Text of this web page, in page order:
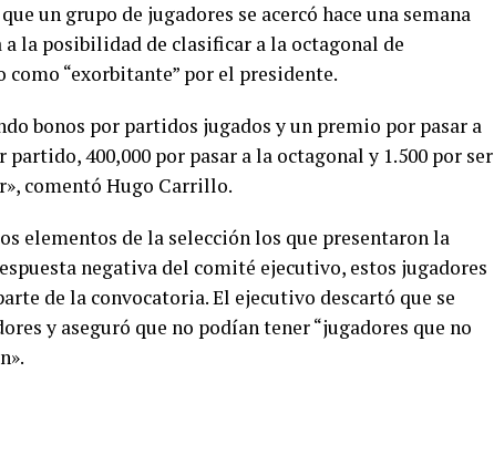
un grupo de jugadores se acercó hace una semana
a la posibilidad de clasificar a la octagonal de
“exorbitante” por el presidente.
bonos por partidos jugados y un premio por pasar a
partido, 400,000 por pasar a la octagonal y 1.500 por ser
comentó Hugo Carrillo.
elementos de la selección los que presentaron la
negativa del comité ejecutivo, estos jugadores
de la convocatoria. El ejecutivo descartó que se
y aseguró que no podían tener “jugadores que no